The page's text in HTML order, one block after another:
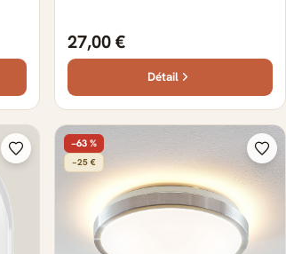
27,00 €
Détail
−63 %
−25 €